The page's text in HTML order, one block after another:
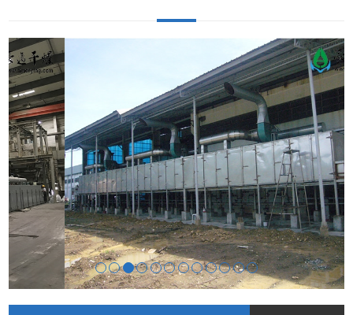
例
中
心
视
频
中
心
联
系
我
们